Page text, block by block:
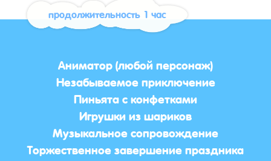
продолжительность 1 час
Аниматор (любой персонаж)
Незабываемое приключение
Пиньята с конфетками
Игрушки из шариков
Музыкальное сопровождение
Торжественное завершение праздника